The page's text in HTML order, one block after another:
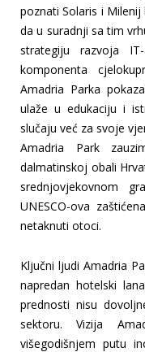
poznati Solaris i
da u suradnji sa tim
strategiju razvoja
komponenta
Amadria Parka
ulaže u edukaciju i
slučaju već za svoje
Amadria Park
dalmatinskoj obali
srednjovjekovnom
UNESCO-ova
netaknuti otoci.
Ključni ljudi Amadria
napredan hotelski
prednosti nisu
sektoru. Vizija
višegodišnjem putu